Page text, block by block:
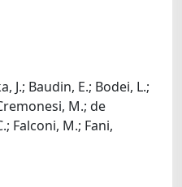
J.; Baudin, E.; Bodei, L.;
M.; de
Falconi, M.; Fani,